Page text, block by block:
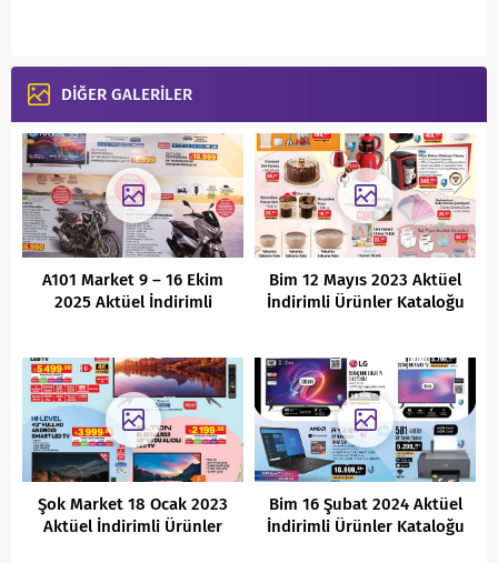
DİĞER GALERİLER
A101 Market 9 – 16 Ekim
2025 Aktüel İndirimli
Bim 12 Mayıs 2023 Aktüel
İndirimli Ürünler Kataloğu
Şok Market 18 Ocak 2023
Aktüel İndirimli Ürünler
Bim 16 Şubat 2024 Aktüel
İndirimli Ürünler Kataloğu